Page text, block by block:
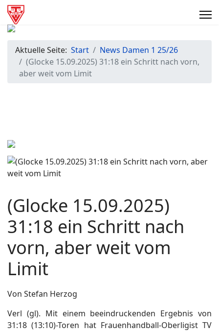
Aktuelle Seite: Start
News Damen 1 25/26
(Glocke 15.09.2025) 31:18 ein Schritt nach vorn,
aber weit vom Limit
(Glocke 15.09.2025)
31:18 ein Schritt nach
vorn, aber weit vom
Limit
Von Stefan Herzog
Verl (gl). Mit einem beeindruckenden Ergebnis von
31:18 (13:10)-Toren hat Frauenhandball-Oberligist TV